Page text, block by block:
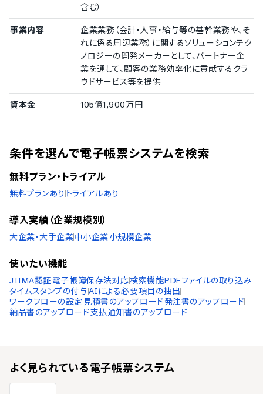
含む）
事業内容
企業業務（会計・人事・給与等の基幹業務や、そ
れに係る周辺業務）に関するソリューションテク
ノロジーの開発メーカーとして、パートナー企
業を通して、顧客の業務効率化に貢献するクラ
ウドサービス等を提供
資本金 105億1,900万円
条件を選んで電子帳票システムを検索
無料プラン・トライアル
無料プランあり トライアルあり
導入実績（企業規模別）
大企業・大手企業中小企業小規模企業
使いたい機能
JIIMA認証電子帳簿保存法対応検索機能PDFファイルの取り込み
タイムスタンプの付与AIによる必要項目の抽出
ワークフローの設定見積書のアップロード発注書のアップロード
納品書のアップロード支払通知書のアップロード
よく見られている電子帳票システム